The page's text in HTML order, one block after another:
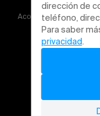
Acogida Roofman